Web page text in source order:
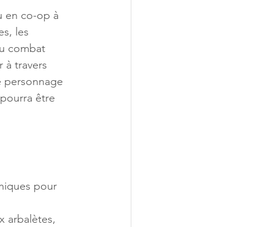
en co-op à
les
combat
à travers
personnage
être
pour
arbalètes,